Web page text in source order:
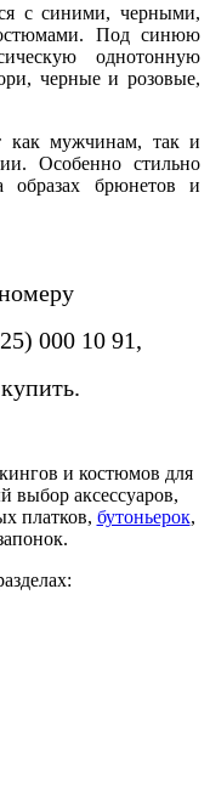
с синими, черными,
Под синюю
однотонную
черные и розовые,
как мужчинам, так и
Особенно стильно
образах брюнетов и
000 10 91,
и костюмов для
выбор аксессуаров,
платков, бутоньерок,